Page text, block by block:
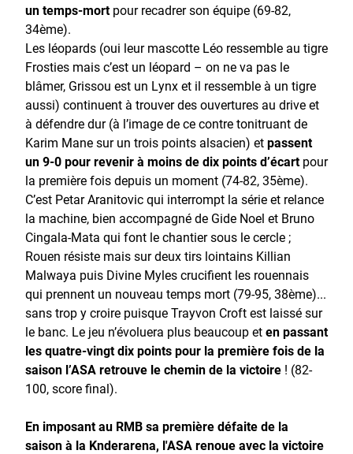
un temps-mortpour recadrer son équipe (69-82,
34ème).
Les léopards (oui leur mascotte Léo ressemble au tigre
Frosties mais c’est un léopard – on ne va pas le
blâmer, Grissou est un Lynx et il ressemble à un tigre
aussi) continuent à trouver des ouvertures au drive et
à défendre dur (à l’image de ce contre tonitruant de
Karim Mane sur un trois points alsacien) etpassent
un 9-0 pour revenir à moins de dix points d’écartpour
la première fois depuis un moment (74-82, 35ème).
C’est Petar Aranitovic qui interrompt la série et relance
la machine, bien accompagné de Gide Noel et Bruno
Cingala-Mata qui font le chantier sous le cercle ;
Rouen résiste mais sur deux tirs lointains Killian
Malwaya puis Divine Myles crucifient les rouennais
qui prennent un nouveau temps mort (79-95, 38ème)...
sans trop y croire puisque Trayvon Croft est laissé sur
le banc. Le jeu n’évoluera plus beaucoup eten passant
les quatre-vingt dix points pour la première fois de la
saison l’ASA retrouve le chemin de la victoire ! (82-
100, score final).
En imposant au RMB sa première défaite de la
saison à la Knderarena, l'ASA renoue avec la victoire